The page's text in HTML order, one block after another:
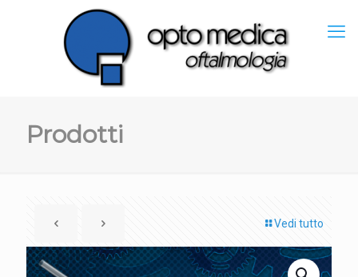
Prodotti
Vedi tutto